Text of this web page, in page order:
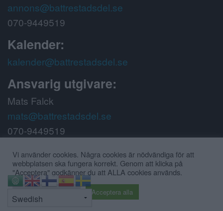
annons@battrestadsdel.se
070-9449519
Kalender:
kalender@battrestadsdel.se
Ansvarig utgivare:
Mats Falck
mats@battrestadsdel.se
070-9449519
Följ oss på:
Vi använder cookies. Några cookies är nödvändiga för att
webbplatsen ska fungera korrekt. Genom att klicka på
"Acceptera" godkänner du att ALLA cookies används.
Acceptera alla